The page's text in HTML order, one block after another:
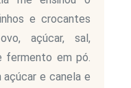
e crocantes
açúcar, sal,
fermento em pó.
açúcar e canela e